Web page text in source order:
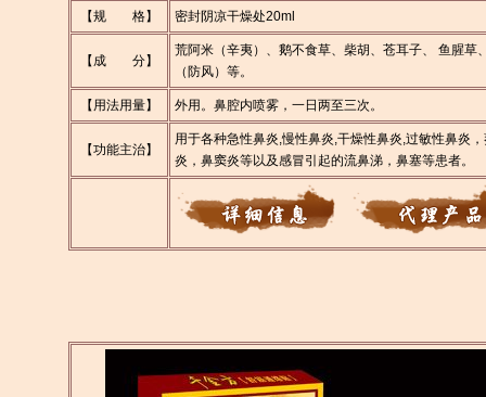
【规 格】 密封阴凉干燥处20ml
【成 分】
荒阿米（辛夷）、鹅不食草、柴胡、苍耳子、 鱼腥草
（防风）等。
【用法用量】 外用。鼻腔内喷雾，一日两至三次。
【功能主治】
用于各种急性鼻炎,慢性鼻炎,干燥性鼻炎,过敏性鼻炎
炎，鼻窦炎等以及感冒引起的流鼻涕，鼻塞等患者。